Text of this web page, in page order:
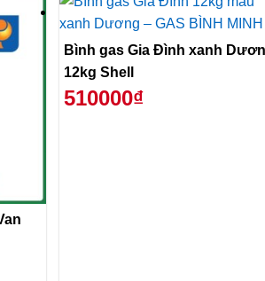
Bình gas Gia Đình xanh
12kg Shell
510000₫